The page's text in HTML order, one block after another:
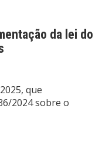
da lei do
que
2024 sobre o